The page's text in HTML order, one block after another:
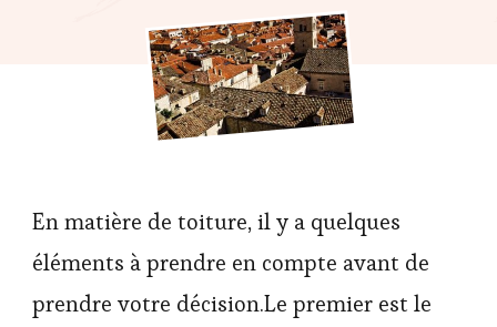
En matière de toiture, il y a quelques
éléments à prendre en compte avant de
prendre votre décision.Le premier est le